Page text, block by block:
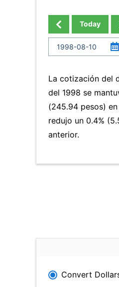
Today
La cotización del
del 1998 se
(245.94 pesos)
redujo un 0.4%
anterior.
Convert